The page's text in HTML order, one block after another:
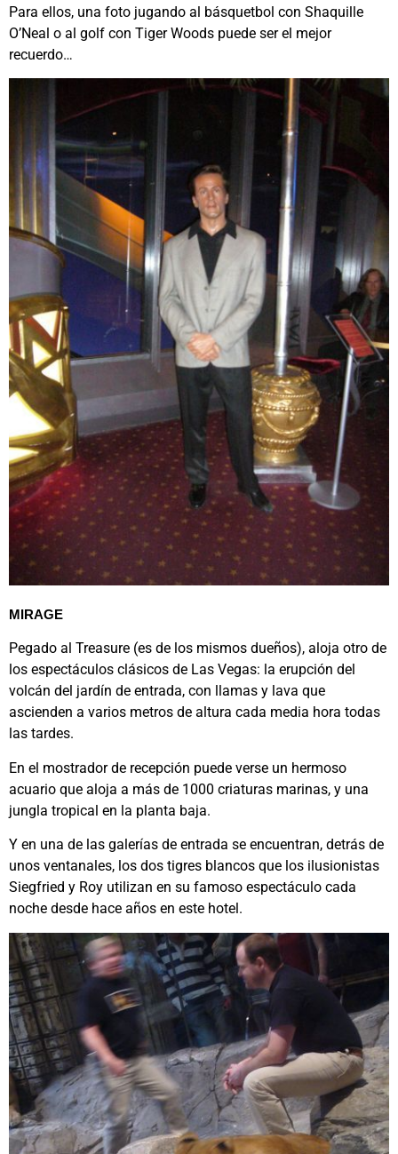
Para ellos, una foto jugando al básquetbol con Shaquille
O’Neal o al golf con Tiger Woods puede ser el mejor
recuerdo…
MIRAGE
Pegado al Treasure (es de los mismos dueños), aloja otro de
los espectáculos clásicos de Las Vegas: la erupción del
volcán del jardín de entrada, con llamas y lava que
ascienden a varios metros de altura cada media hora todas
las tardes.
En el mostrador de recepción puede verse un hermoso
acuario que aloja a más de 1000 criaturas marinas, y una
jungla tropical en la planta baja.
Y en una de las galerías de entrada se encuentran, detrás de
unos ventanales, los dos tigres blancos que los ilusionistas
Siegfried y Roy utilizan en su famoso espectáculo cada
noche desde hace años en este hotel.